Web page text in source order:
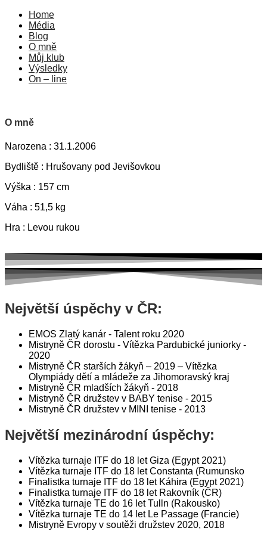
Home
Média
Blog
O mně
Můj klub
Výsledky
On – line
O mně
Narozena : 31.1.2006
Bydliště : Hrušovany pod Jevišovkou
Výška : 157 cm
Váha : 51,5 kg
Hra : Levou rukou
Největší úspěchy v ČR:
EMOS Zlatý kanár - Talent roku 2020
Mistryně ČR dorostu - Vítězka Pardubické juniorky -
2020
Mistryně ČR starších žákyň – 2019 – Vítězka
Olympiády dětí a mládeže za Jihomoravský kraj
Mistryně ČR mladších žákyň - 2018
Mistryně ČR družstev v BABY tenise - 2015
Mistryně ČR družstev v MINI tenise - 2013
Největší mezinárodní úspěchy:
Vítězka turnaje ITF do 18 let Giza (Egypt 2021)
Vítězka turnaje ITF do 18 let Constanta (Rumunsko
Finalistka turnaje ITF do 18 let Káhira (Egypt 2021)
Finalistka turnaje ITF do 18 let Rakovník (ČR)
Vítězka turnaje TE do 16 let Tulln (Rakousko)
Vítězka turnaje TE do 14 let Le Passage (Francie)
Mistryně Evropy v soutěži družstev 2020, 2018